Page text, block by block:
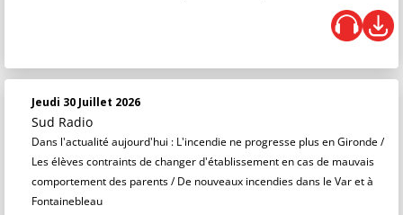
Jeudi 30 Juillet 2026
Sud Radio
Dans l'actualité aujourd'hui : L'incendie ne progresse plus en Gironde /
Les élèves contraints de changer d'établissement en cas de mauvais
comportement des parents / De nouveaux incendies dans le Var et à
Fontainebleau